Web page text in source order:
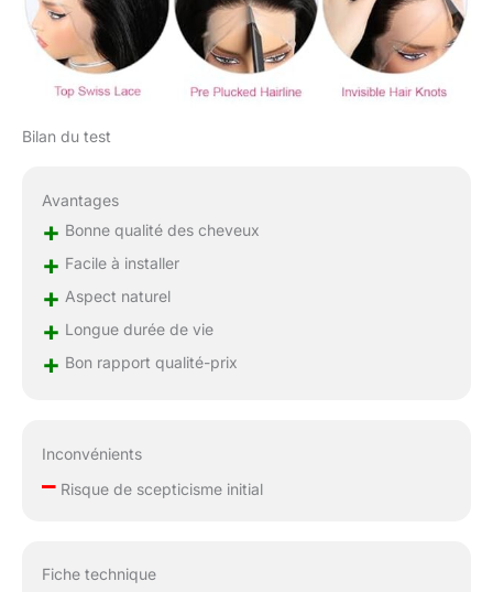
traités de haute qualité.
Nos perruques 100 %
cheveux humains
brésiliens non traités
de cheveux humains
humains noirs de
Bilan du test
Avantages
+ Bonne qualité des cheveux
+ Facile à installer
+ Aspect naturel
+ Longue durée de vie
+ Bon rapport qualité-prix
Inconvénients
–Risque de scepticisme initial
Fiche technique